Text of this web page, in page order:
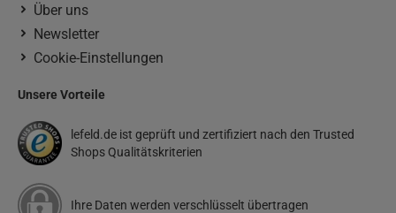
Über uns
Newsletter
Cookie-Einstellungen
Unsere Vorteile
lefeld.de ist geprüft und zertifiziert nach den Trusted
Shops Qualitätskriterien
Ihre Daten werden verschlüsselt übertragen